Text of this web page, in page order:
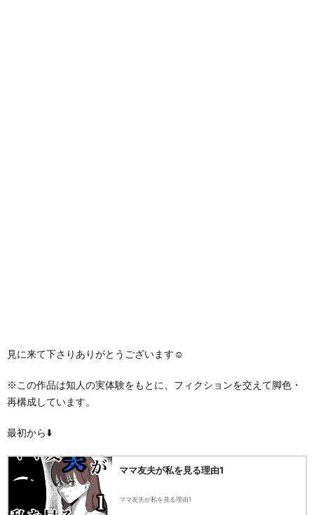
見に来て下さりありがとうございます☺️
※この作品は知人の実体験をもとに、フィクションを交えて脚色・
再構成しています。
最初から⬇️